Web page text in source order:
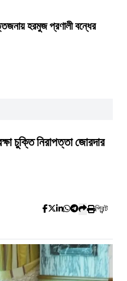
হরমুজ প্রণালী বন্ধের
চুক্তি নিরাপত্তা জোরদার
প্রিন্ট